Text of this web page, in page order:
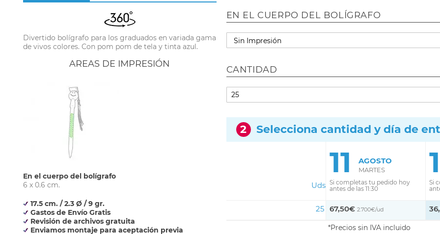
Divertido bolígrafo para los graduados en variada gama
de vivos colores. Con pom pom de tela y tinta azul.
AREAS DE IMPRESIÓN
En el cuerpo del bolígrafo
6 x 0.6 cm.
17.5 cm. / 2.3 Ø / 9 gr.
Gastos de Envío Gratis
Revisión de archivos gratuita
Enviamos montaje para aceptación previa
EN EL CUERPO DEL BOLÍGRAFO
CANTIDAD
2 Selecciona cantidad y día de
Uds
11 AGOSTO
MARTES
Si completas tu pedido hoy
antes de las 11:30
Si
25 67,50€ 2.700€/ud
Precios sin IVA incluido